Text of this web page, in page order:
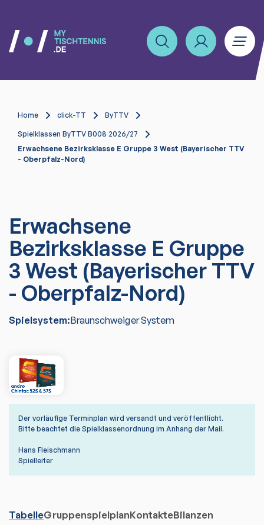
Home click-TT ByTTV
Spielklassen ByTTV B008 2026/27
Erwachsene Bezirksklasse E Gruppe 3 West (Bayerischer TTV
- Oberpfalz-Nord)
Erwachsene
Bezirksklasse E Gruppe
3 West (Bayerischer TTV
- Oberpfalz-Nord)
Spielsystem:Braunschweiger System
Der vorläufige Terminplan wird versandt und veröffentlicht.
Bitte beachtet die Spielklassenordnung im Anhang der Mail.
Hans Fleischmann
Spielleiter
TabelleGruppenspielplanKontakteBilanzen